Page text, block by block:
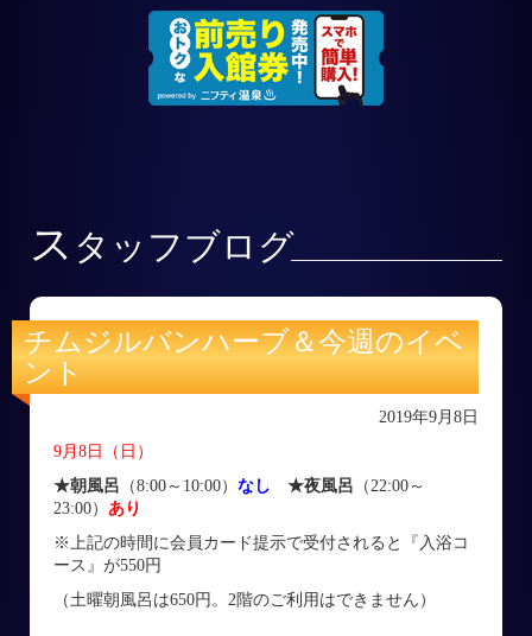
ス タッフブログ
チムジルバンハーブ＆今週のイベ
ント
2019年9月8日
9月8日（日）
★朝風呂 （8:00～10:00） なし ★夜風呂 （22:00～
23:00） あり
※上記の時間に会員カード提示で受付されると『入浴コ
ース』が550円
（土曜朝風呂は650円。2階のご利用はできません）